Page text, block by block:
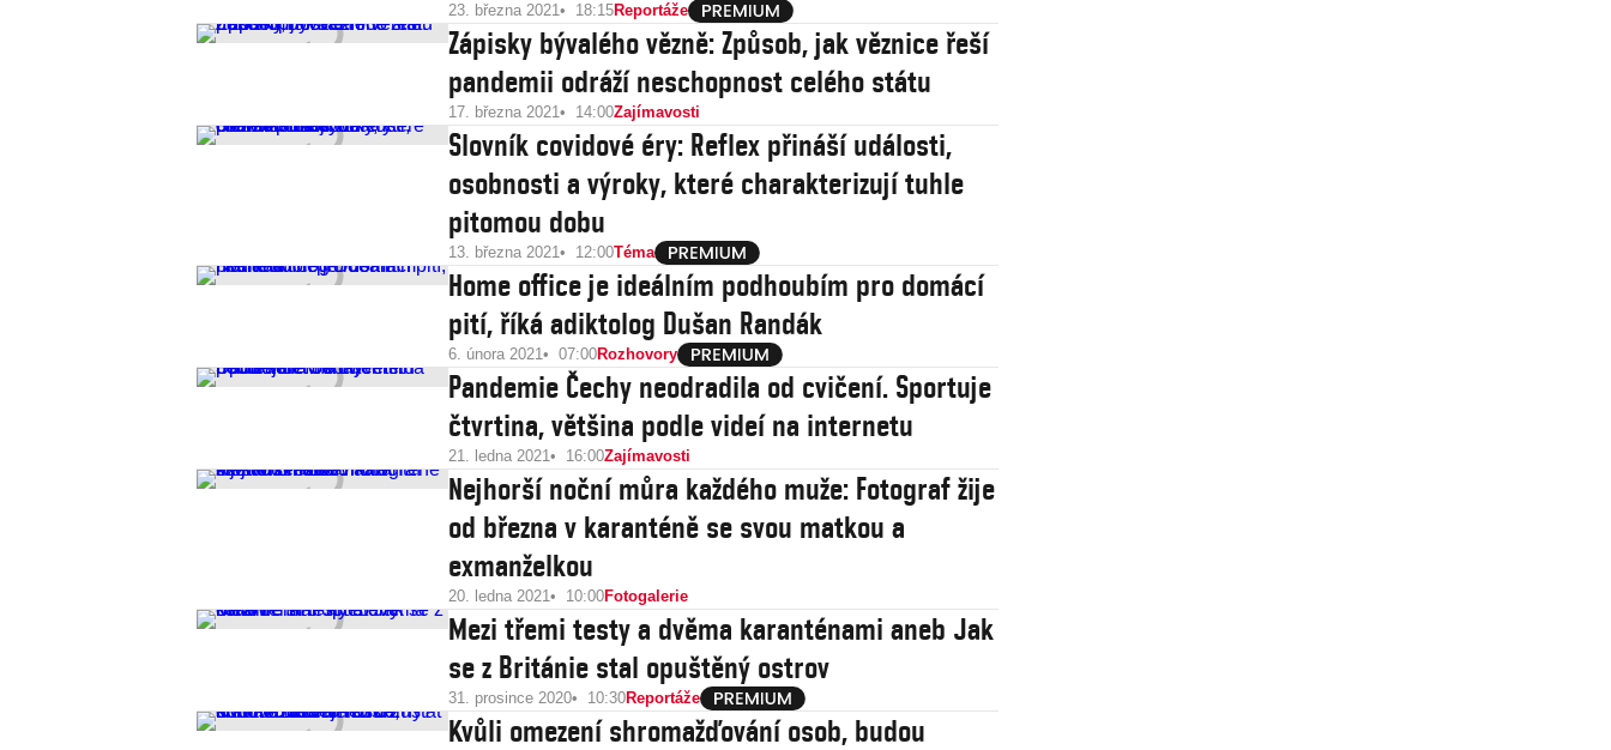
23. března 2021 18:15Reportáže
Zápisky bývalého vězně: Způsob, jak věznice řeší
pandemii odráží neschopnost celého státu
17. března 2021 14:00Zajímavosti
Slovník covidové éry: Reflex přináší události,
osobnosti a výroky, které charakterizují tuhle
pitomou dobu
13. března 2021 12:00Téma
Home office je ideálním podhoubím pro domácí
pití, říká adiktolog Dušan Randák
6. února 2021 07:00Rozhovory
Pandemie Čechy neodradila od cvičení. Sportuje
čtvrtina, většina podle videí na internetu
21. ledna 2021 16:00Zajímavosti
Nejhorší noční můra každého muže: Fotograf žije
od března v karanténě se svou matkou a
exmanželkou
20. ledna 2021 10:00Fotogalerie
Mezi třemi testy a dvěma karanténami aneb Jak
se z Británie stal opuštěný ostrov
31. prosince 2020 10:30Reportáže
Kvůli omezení shromažďování osob, budou